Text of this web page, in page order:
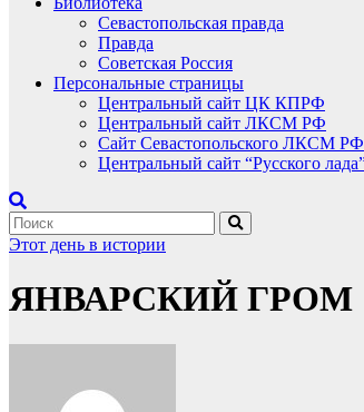
Севастопольская правда
Правда
Советская Россия
Персональные страницы
Центральный сайт ЦК КПРФ
Центральный сайт ЛКСМ РФ
Сайт Севастопольского ЛКСМ РФ
Центральный сайт “Русского
Этот день в истории
ЯНВАРСКИЙ ГРОМ